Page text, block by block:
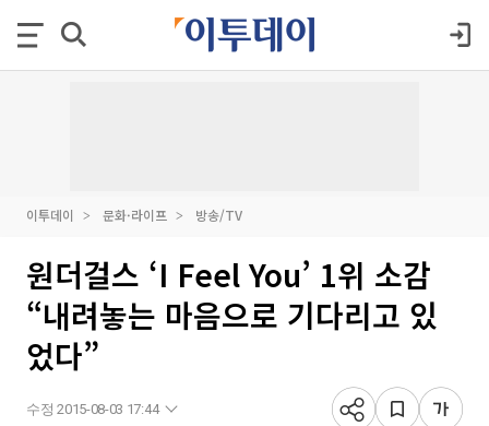
이투데이 문화·라이프 방송/TV
원더걸스 ‘I Feel You’ 1위 소감
“내려놓는 마음으로 기다리고 있
었다”
수정 2015-08-03 17:44